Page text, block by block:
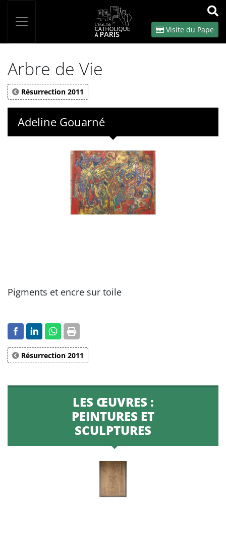
OK
Visite du Pape
Arbre de Vie
Résurrection 2011
Adeline Gouarné
Pigments et encre sur toile
Résurrection 2011
LES ŒUVRES :
PEINTURES ET
SCULPTURES
Panneau de gestion des cookies